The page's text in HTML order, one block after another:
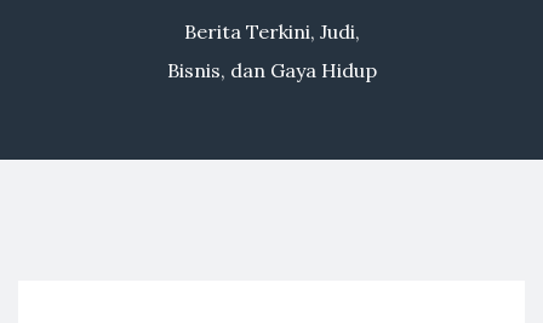
Berita Terkini, Judi,
Bisnis, dan Gaya Hidup